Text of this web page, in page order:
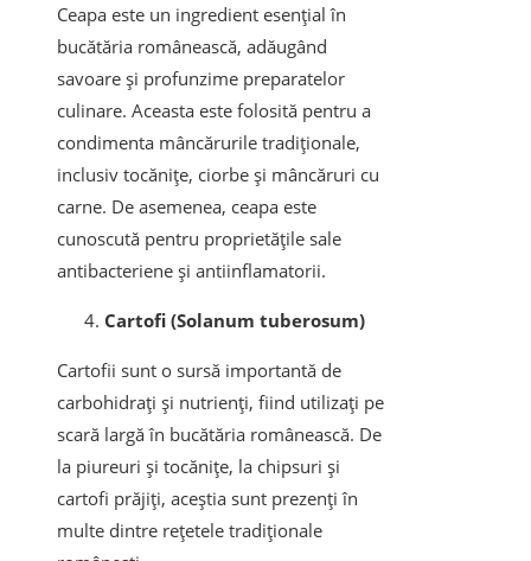
Ceapa este un ingredient esențial în
bucătăria românească, adăugând
savoare și profunzime preparatelor
culinare. Aceasta este folosită pentru a
condimenta mâncărurile tradiționale,
inclusiv tocănițe, ciorbe și mâncăruri cu
carne. De asemenea, ceapa este
cunoscută pentru proprietățile sale
antibacteriene și antiinflamatorii.
Cartofi (Solanum tuberosum)
Cartofii sunt o sursă importantă de
carbohidrați și nutrienți, fiind utilizați pe
scară largă în bucătăria românească. De
la piureuri și tocănițe, la chipsuri și
cartofi prăjiți, aceștia sunt prezenți în
multe dintre rețetele tradiționale